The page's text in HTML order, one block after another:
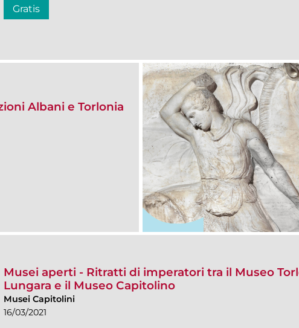
Gratis
Albani e Torlonia
Musei aperti - Ritratti di imperatori tra il Museo
Lungara e il Museo Capitolino
Musei Capitolini
16/03/2021